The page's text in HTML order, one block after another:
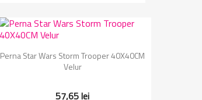
Vizualizare rapida
Perna Star Wars Storm Trooper 40X40CM
Velur
57,65 lei